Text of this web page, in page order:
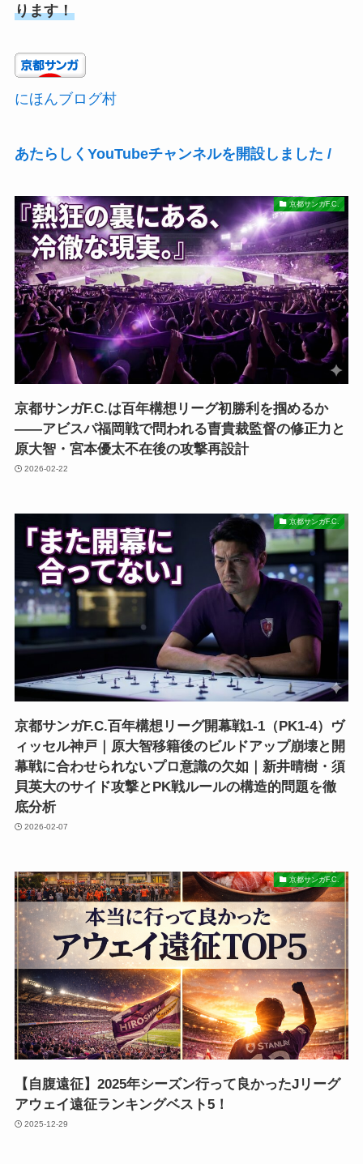
ります！
にほんブログ村
あたらしくYouTubeチャンネルを開設しました /
京都サンガF.C.
京都サンガF.C.は百年構想リーグ初勝利を掴めるか
――アビスパ福岡戦で問われる曺貴裁監督の修正力と
原大智・宮本優太不在後の攻撃再設計
2026-02-22
京都サンガF.C.
京都サンガF.C.百年構想リーグ開幕戦1-1（PK1-4）ヴ
ィッセル神戸｜原大智移籍後のビルドアップ崩壊と開
幕戦に合わせられないプロ意識の欠如｜新井晴樹・須
貝英大のサイド攻撃とPK戦ルールの構造的問題を徹
底分析
2026-02-07
京都サンガF.C.
【自腹遠征】2025年シーズン行って良かったJリーグ
アウェイ遠征ランキングベスト5！
2025-12-29